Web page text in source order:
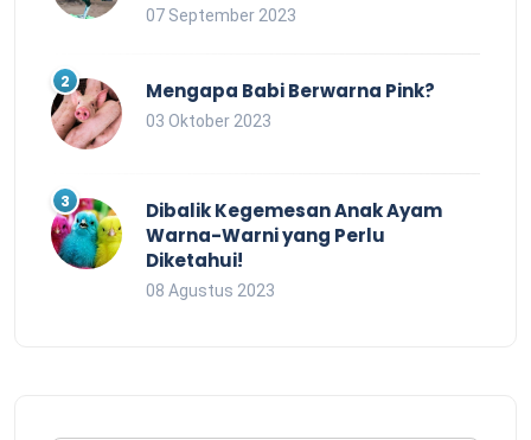
07 September 2023
Mengapa Babi Berwarna Pink?
03 Oktober 2023
Dibalik Kegemesan Anak Ayam
Warna-Warni yang Perlu
Diketahui!
08 Agustus 2023